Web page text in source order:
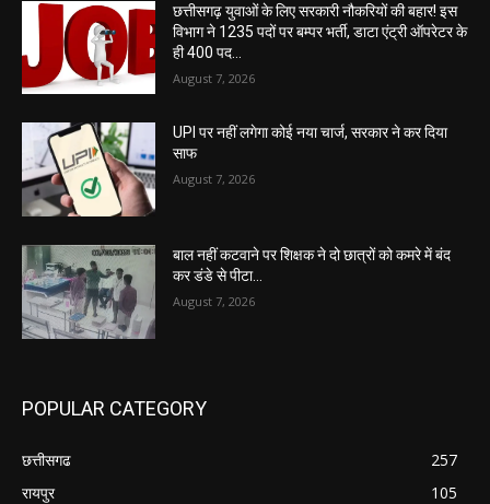
छत्तीसगढ़ युवाओं के लिए सरकारी नौकरियों की बहार! इस
विभाग ने 1235 पदों पर बम्पर भर्ती, डाटा एंट्री ऑपरेटर के
ही 400 पद…
August 7, 2026
UPI पर नहीं लगेगा कोई नया चार्ज, सरकार ने कर दिया
साफ
August 7, 2026
बाल नहीं कटवाने पर शिक्षक ने दो छात्रों को कमरे में बंद
कर डंडे से पीटा…
August 7, 2026
POPULAR CATEGORY
छत्तीसगढ
257
रायपुर
105